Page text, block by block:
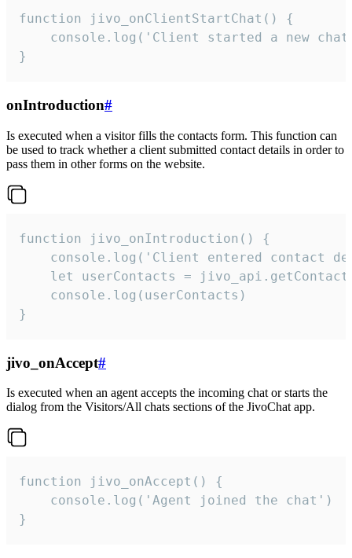
function jivo_onClientStartChat() {
console.log('Client started a new
}
onIntroduction#
Is executed when a visitor fills the contacts form. This function can
be used to track whether a client submitted contact details in order to
pass them in other forms on the website.
function jivo_onIntroduction() {
console.log('Client entered contact
let userContacts =
    console.log(userContacts)
}
jivo_onAccept#
Is executed when an agent accepts the incoming chat or starts the
dialog from the Visitors/All chats sections of the JivoChat app.
function jivo_onAccept() {
}